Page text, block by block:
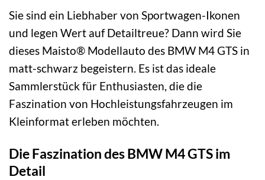
Sie sind ein Liebhaber von Sportwagen-Ikonen
und legen Wert auf Detailtreue? Dann wird Sie
dieses Maisto® Modellauto des BMW M4 GTS in
matt-schwarz begeistern. Es ist das ideale
Sammlerstück für Enthusiasten, die die
Faszination von Hochleistungsfahrzeugen im
Kleinformat erleben möchten.
Die Faszination des BMW M4 GTS im
Detail